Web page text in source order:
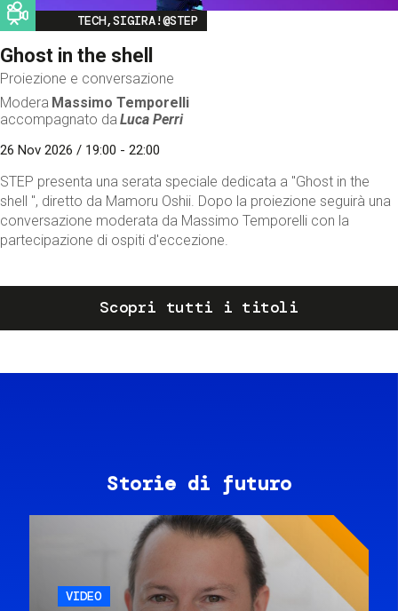
Image
TECH,SIGIRA!@STEP
Ghost in the shell
Proiezione e conversazione
Modera Massimo Temporelli
accompagnato da Luca Perri
26 Nov 2026 / 19:00 - 22:00
STEP presenta una serata speciale dedicata a "Ghost in the
shell ", diretto da Mamoru Oshii. Dopo la proiezione seguirà una
conversazione moderata da Massimo Temporelli con la
partecipazione di ospiti d'eccezione.
Scopri tutti i titoli
Storie di futuro
VIDEO